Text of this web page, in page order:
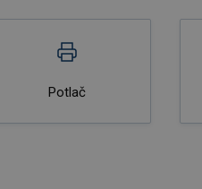
Potlač